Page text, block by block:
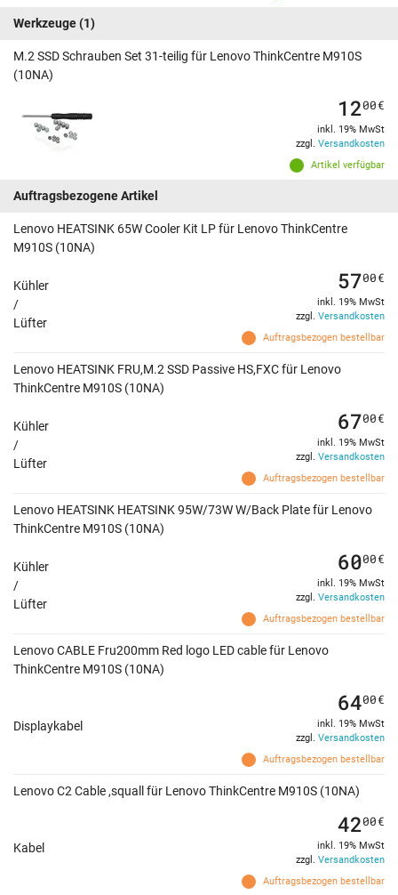
Werkzeuge(1)
M.2 SSD Schrauben Set 31-teilig für Lenovo ThinkCentre M910S
(10NA)
Artikel verfügbar
1200€
inkl. 19% MwSt
zzgl. Versandkosten
Auftragsbezogene Artikel
Lenovo HEATSINK 65W Cooler Kit LP für Lenovo ThinkCentre
M910S (10NA)
Kühler
/
Lüfter
Auftragsbezogen bestellbar
5700€
inkl. 19% MwSt
zzgl. Versandkosten
Lenovo HEATSINK FRU,M.2 SSD Passive HS,FXC für Lenovo
ThinkCentre M910S (10NA)
Kühler
/
Lüfter
Auftragsbezogen bestellbar
6700€
inkl. 19% MwSt
zzgl. Versandkosten
Lenovo HEATSINK HEATSINK 95W/73W W/Back Plate für Lenovo
ThinkCentre M910S (10NA)
Kühler
/
Lüfter
Auftragsbezogen bestellbar
6000€
inkl. 19% MwSt
zzgl. Versandkosten
Lenovo CABLE Fru200mm Red logo LED cable für Lenovo
ThinkCentre M910S (10NA)
Displaykabel
Auftragsbezogen bestellbar
6400€
inkl. 19% MwSt
zzgl. Versandkosten
Lenovo C2 Cable ,squall für Lenovo ThinkCentre M910S (10NA)
Kabel
Auftragsbezogen bestellbar
4200€
inkl. 19% MwSt
zzgl. Versandkosten